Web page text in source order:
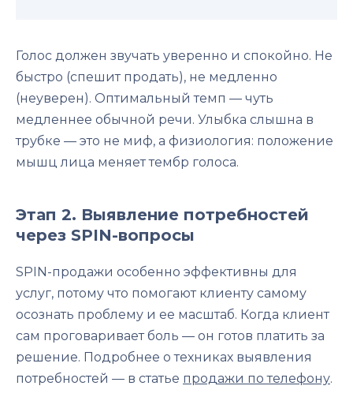
Голос должен звучать уверенно и спокойно. Не
быстро (спешит продать), не медленно
(неуверен). Оптимальный темп — чуть
медленнее обычной речи. Улыбка слышна в
трубке — это не миф, а физиология: положение
мышц лица меняет тембр голоса.
Этап 2. Выявление потребностей
через SPIN-вопросы
SPIN-продажи особенно эффективны для
услуг, потому что помогают клиенту самому
осознать проблему и ее масштаб. Когда клиент
сам проговаривает боль — он готов платить за
решение. Подробнее о техниках выявления
потребностей — в статье продажи по телефону.